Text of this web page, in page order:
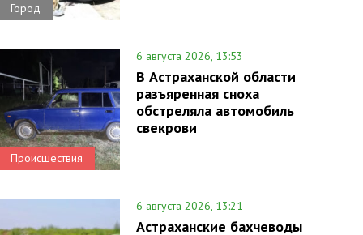
Город
Происшествия
6 августа 2026, 13:53
В Астраханской области
разъяренная сноха
обстреляла автомобиль
свекрови
6 августа 2026, 13:21
Астраханские бахчеводы